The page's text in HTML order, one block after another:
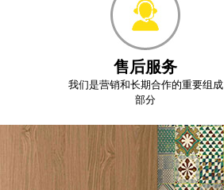
售后服务
我们是营销和长期合作的重要组成
部分